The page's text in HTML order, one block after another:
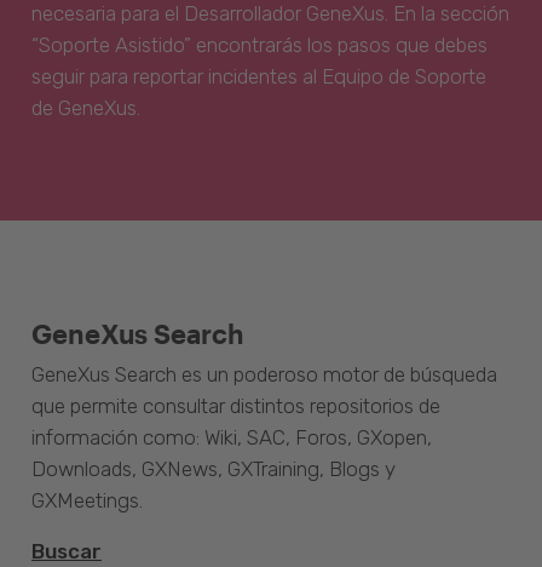
necesaria para el Desarrollador GeneXus. En la sección
“Soporte Asistido” encontrarás los pasos que debes
seguir para reportar incidentes al Equipo de Soporte
de GeneXus.
GeneXus Search
GeneXus Search es un poderoso motor de búsqueda
que permite consultar distintos repositorios de
información como: Wiki, SAC, Foros, GXopen,
Downloads, GXNews, GXTraining, Blogs y
GXMeetings.
Buscar